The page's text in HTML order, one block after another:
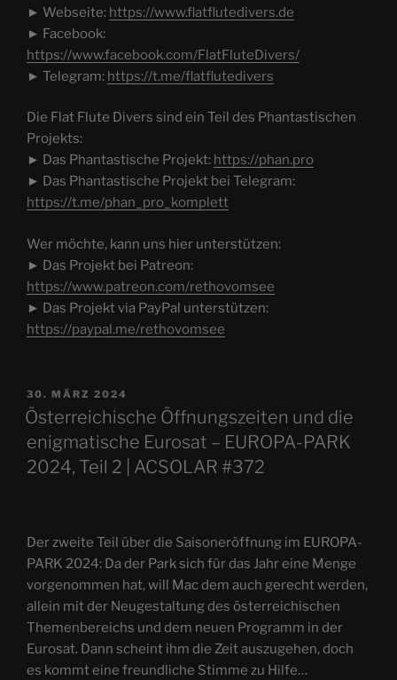
► Webseite: https://www.flatflutedivers.de
► Facebook:
https://www.facebook.com/FlatFluteDivers/
► Telegram: https://t.me/flatflutedivers
Die Flat Flute Divers sind ein Teil des Phantastischen
Projekts:
► Das Phantastische Projekt: https://phan.pro
► Das Phantastische Projekt bei Telegram:
https://t.me/phan_pro_komplett
Wer möchte, kann uns hier unterstützen:
► Das Projekt bei Patreon:
https://www.patreon.com/rethovomsee
► Das Projekt via PayPal unterstützen:
https://paypal.me/rethovomsee
VERÖFFENTLICHT
AM
30. MÄRZ 2024
Österreichische Öffnungszeiten und die
enigmatische Eurosat – EUROPA-PARK
2024, Teil 2 | ACSOLAR #372
Der zweite Teil über die Saisoneröffnung im EUROPA-
PARK 2024: Da der Park sich für das Jahr eine Menge
vorgenommen hat, will Mac dem auch gerecht werden,
allein mit der Neugestaltung des österreichischen
Themenbereichs und dem neuen Programm in der
Eurosat. Dann scheint ihm die Zeit auszugehen, doch
es kommt eine freundliche Stimme zu Hilfe…